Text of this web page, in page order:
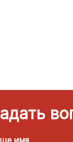
имя